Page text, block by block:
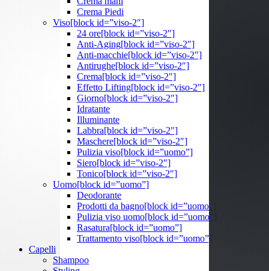
Crema Piedi
Viso[block id=”viso-2″]
24 ore[block id=”viso-2″]
Anti-Aging[block id=”viso-2″]
Anti-macchie[block id=”viso-2″]
Antirughe[block id=”viso-2″]
Crema[block id=”viso-2″]
Effetto Lifting[block id=”viso-2″]
Giorno[block id=”viso-2″]
Idratante
Illuminante
Labbra[block id=”viso-2″]
Maschere[block id=”viso-2″]
Pulizia viso[block id=”uomo”]
Siero[block id=”viso-2″]
Tonico[block id=”viso-2″]
Uomo[block id=”uomo”]
Deodorante
Prodotti da bagno[block id=”uomo”]
Pulizia viso uomo[block id=”uomo”]
Rasatura[block id=”uomo”]
Trattamento viso[block id=”uomo”]
Capelli
Shampoo